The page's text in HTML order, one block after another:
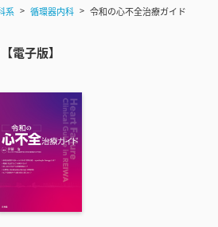
系 循環器内科 令和の心不全治療ガイド
電子版】